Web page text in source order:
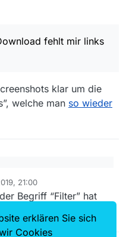
fehlt mir links
klar um die
welche man so wieder
die sich allerdings
mehr fix links befinden,
sondern (einmal mehr)
Download fehlt mir links
21:00
Begriff “Filter” hat
erklären Sie sich
Cookies